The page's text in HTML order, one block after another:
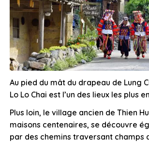
Au pied du mât du drapeau de Lung
Lo Lo Chai est l’un des lieux les plus
Plus loin, le village ancien de Thien
maisons centenaires, se découvre
par des chemins traversant champs